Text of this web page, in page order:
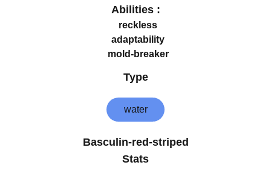
Abilities :
reckless
adaptability
mold-breaker
Type
water
Basculin-red-striped
Stats